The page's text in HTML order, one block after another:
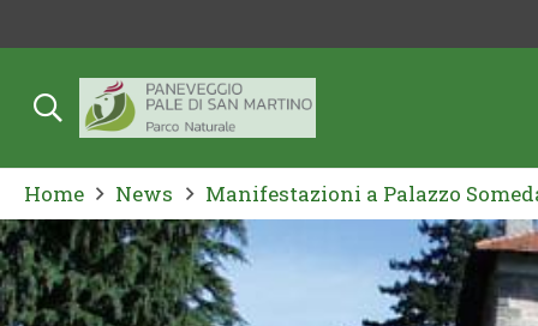
Home News Manifestazioni a Palazzo